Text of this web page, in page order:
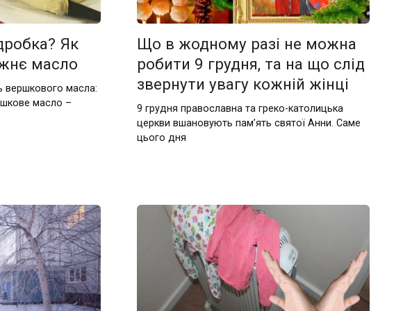
Як
масло
вершкового масла:
масло –
Що в жодному разі не можна
робити 9 грудня, та на що слід
звернути увагу кожній жінці
9 грудня православна та греко-католицька
церкви вшановують пам’ять святої Анни. Саме
цього дня